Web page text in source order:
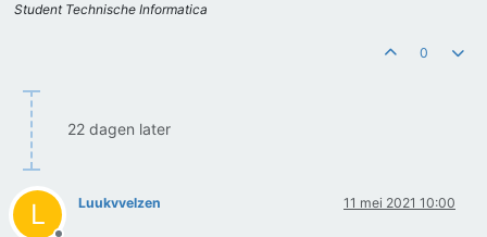
Student Technische Informatica
0
22 dagen later
L Luukvvelzen 11 mei 2021 10:00